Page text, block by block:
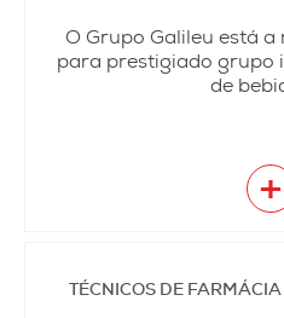
O Grupo Galileu está
para prestigiado grupo
de
+
TÉCNICOS DE